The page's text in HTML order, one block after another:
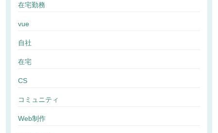
在宅勤務
vue
自社
在宅
CS
コミュニティ
Web制作